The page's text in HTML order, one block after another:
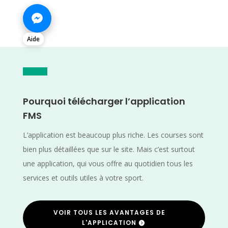
Aide
Pourquoi télécharger l’application
FMS
L’application est beaucoup plus riche. Les courses sont
bien plus détaillées que sur le site. Mais c’est surtout
une application, qui vous offre au quotidien tous les
services et outils utiles à votre sport.
VOIR TOUS LES AVANTAGES DE
L'APPLICATION